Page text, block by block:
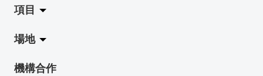
藝穗會的演化
使命與宗旨
藝穗會架構
拉闊
展覽
演出
項目
Jazz-Go-Central, Jazz-Go-Fringe
LPL
場地
陳麗玲畫廊
機構合作